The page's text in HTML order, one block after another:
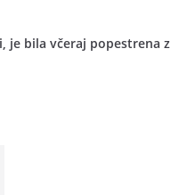
je bila včeraj popestrena z